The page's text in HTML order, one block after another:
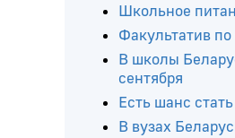
Школьное
Факультатив
В школы
сентября
Есть шанс
В вузах